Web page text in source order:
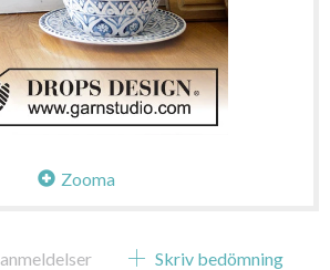
Zooma
anmeldelser Skriv bedömning